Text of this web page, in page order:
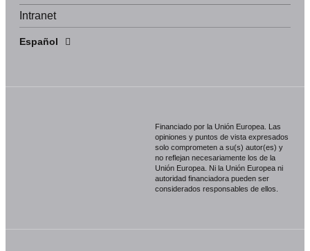
Intranet
Español
English
Português
Financiado por la Unión Europea. Las
opiniones y puntos de vista expresados
solo comprometen a su(s) autor(es) y
no reflejan necesariamente los de la
Unión Europea. Ni la Unión Europea ni
autoridad financiadora pueden ser
considerados responsables de ellos.